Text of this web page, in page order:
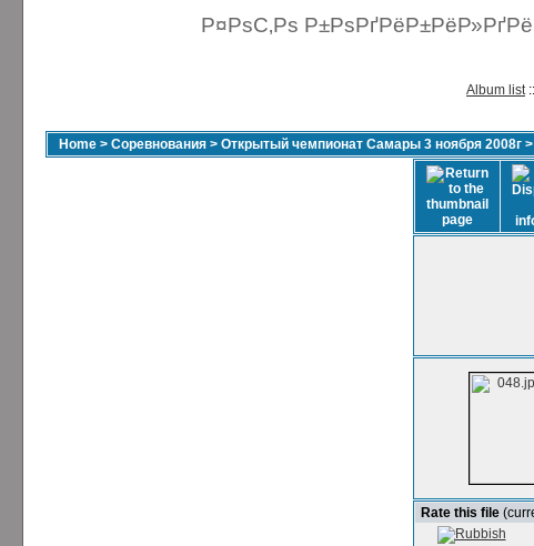
Р¤РѕС‚Рѕ
Album list::
Home > Соревнования > Открытый чемпионат Самары 3 ноября 2008г >
Rate this file